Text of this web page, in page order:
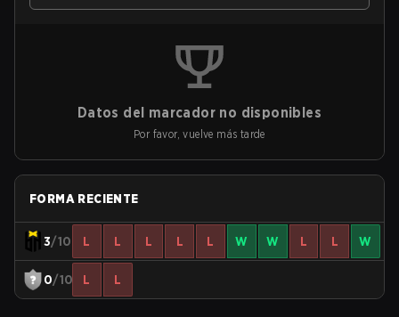
Datos del marcador no disponibles
Por favor, vuelve más tarde
FORMA RECIENTE
3/10 L L L L L W W L L W
0/10 L L